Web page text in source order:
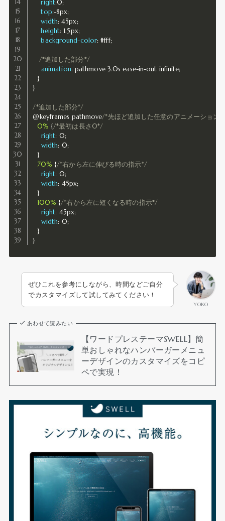
right:0;
top:-8px;
width: 45px;
height: 1.5px;
background-color: #fff;
/*追加した部分*/
animation: pathmove 3.0s ease-in-out infinite;
}
}
/*追加した部分*/
@keyframes pathmove/*先ほど追加した任意のアニメーション
0% {/*最初は長さ0*/
right: 0;
width: 0;
}
70% {/*右から左に伸びる時の指示*/
right: 0;
width: 45px;
}
100% {/*右から左に短くなる時の指示*/
right: 45px;
width: 0;
}
}
YOKO
ぜひこれを参考にしながら、時間などご自分
でカスタマイズして試してみてください！
あわせて読みたい
【ワードプレステーマSWELL】簡
単おしゃれなハンバーガーメニュ
ーデザインのカスタマイズをコピ
ペで実現！